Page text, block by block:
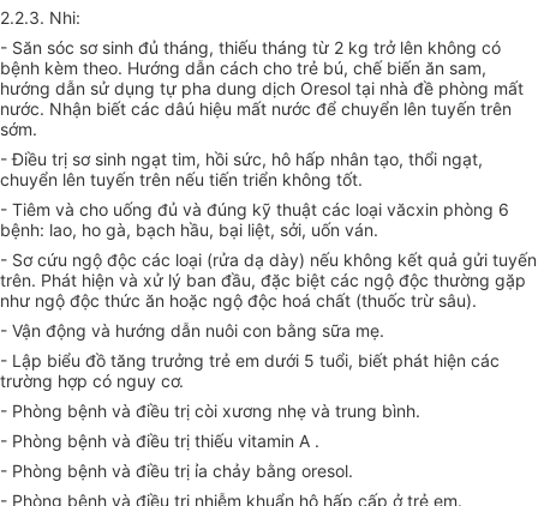
2.2.3. Nhi:
- Săn sóc sơ sinh đủ tháng, thiếu tháng từ 2 kg trở lên không có
bệnh kèm theo. Hướng dẫn cách cho trẻ bú, chế biến ăn sam,
hướng dẫn sử dụng tự pha dung dịch Oresol tại nhà đề phòng mất
nước. Nhận biết các dâú hiệu mất nước để chuyển lên tuyến trên
sớm.
- Điều trị sơ sinh ngạt tim, hồi sức, hô hấp nhân tạo, thổi ngạt,
chuyển lên tuyến trên nếu tiến triển không tốt.
- Tiêm và cho uống đủ và đúng kỹ thuật các loại văcxin phòng 6
bệnh: lao, ho gà, bạch hầu, bại liệt, sởi, uốn ván.
- Sơ cứu ngộ độc các loại (rửa dạ dày) nếu không kết quả gửi tuyến
trên. Phát hiện và xử lý ban đầu, đặc biệt các ngộ độc thường gặp
như ngộ độc thức ăn hoặc ngộ độc hoá chất (thuốc trừ sâu).
- Vận động và hướng dẫn nuôi con bằng sữa mẹ.
- Lập biểu đồ tăng trưởng trẻ em dưới 5 tuổi, biết phát hiện các
trường hợp có nguy cơ.
- Phòng bệnh và điều trị còi xương nhẹ và trung bình.
- Phòng bệnh và điều trị thiếu vitamin A .
- Phòng bệnh và điều trị ỉa chảy bằng oresol.
- Phòng bệnh và điều trị nhiễm khuẩn hô hấp cấp ở trẻ em.